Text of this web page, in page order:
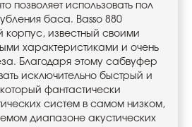
позволяет использовать пол
баса. Basso 880
корпус, известный своими
характеристиками и очень
Благодаря этому сабвуфер
исключительно быстрый и
фантастически
систем в самом низком,
диапазоне акустических